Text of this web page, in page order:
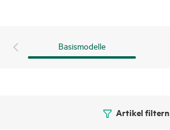
Basismodelle
Artikel filtern